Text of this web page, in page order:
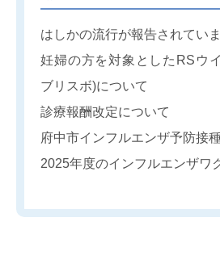
はしかの流行が報告されていま
妊婦の方を対象としたRSウ
ブリスボ)について
診療報酬改定について
府中市インフルエンザ予防接
2025年度のインフルエンザワ